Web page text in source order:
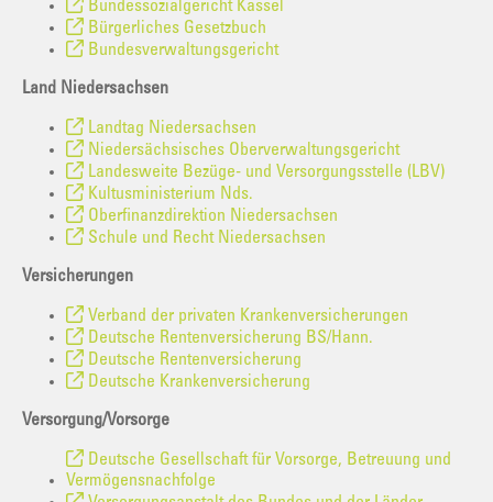
Bundessozialgericht Kassel
Bürgerliches Gesetzbuch
Bundesverwaltungsgericht
Land Niedersachsen
Landtag Niedersachsen
Niedersächsisches Oberverwaltungsgericht
Landesweite Bezüge- und Versorgungsstelle (LBV)
Kultusministerium Nds.
Oberfinanzdirektion Niedersachsen
Schule und Recht Niedersachsen
Versicherungen
Verband der privaten Krankenversicherungen
Deutsche Rentenversicherung BS/Hann.
Deutsche Rentenversicherung
Deutsche Krankenversicherung
Versorgung/Vorsorge
Deutsche Gesellschaft für Vorsorge, Betreuung und
Vermögensnachfolge